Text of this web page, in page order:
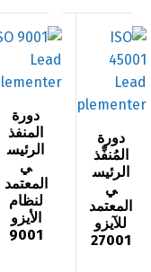
دورة
المُنفِّذ
الرئيس
ي
المعتمد
للآيزو
27001
دورة
المنفذ
الرئيس
ي
المعتمد
لنظام
الأيزو
9001